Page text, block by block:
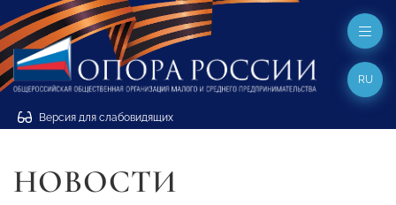
Версия для слабовидящих
RU
НОВОСТИ